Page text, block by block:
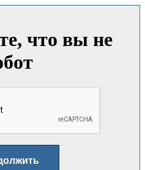
что вы не